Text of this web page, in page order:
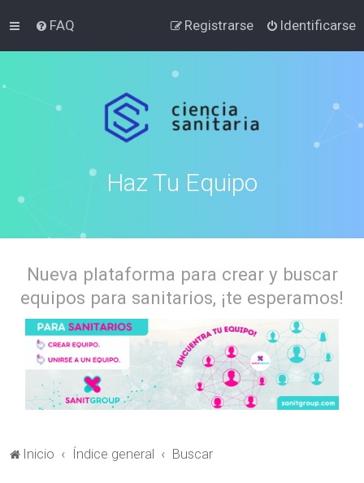
FAQ Identificarse
Registrarse
Haz Tu Equipo
Nueva plataforma para crear y buscar
equipos para sanitarios, ¡te esperamos!
Inicio Índice general Buscar